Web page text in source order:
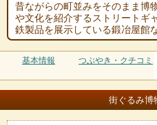
昔ながらの町並みをそのまま博
や文化を紹介するストリートギ
鉄製品を展示している鍛冶屋館
基本情報 つぶやき・クチコミ
街ぐるみ博